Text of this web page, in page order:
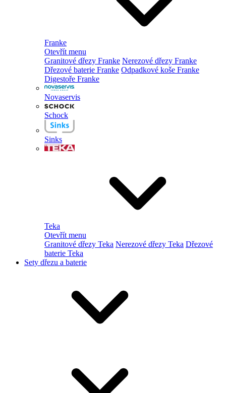
Franke
Otevřít menu
Granitové dřezy Franke Nerezové dřezy Franke
Dřezové baterie Franke Odpadkové koše Franke
Digestoře Franke
Novaservis
Schock
Sinks
Teka
Otevřít menu
Granitové dřezy Teka Nerezové dřezy Teka Dřezové
baterie Teka
Sety dřezu a baterie